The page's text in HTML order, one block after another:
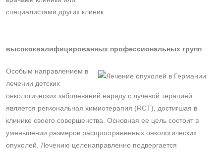
специалистами других клиник
высококвалифицированных профессиональных групп
Особым направлением в
лечении детских
онкологических заболеваний наряду с лучевой терапией
является региональная химиотерапия (RCT), достигшая в
клинике своего совершенства. Основная ее цель состоит в
уменьшении размеров распространенных онкологических
опухолей. Лечению целенаправленно подвергается